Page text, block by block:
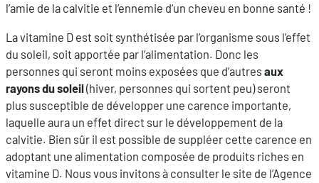
l’amie de la calvitie et l’ennemie d’un cheveu en bonne santé !
La vitamine D est soit synthétisée par l’organisme sous l’effet
du soleil, soit apportée par l’alimentation. Donc les
personnes qui seront moins exposées que d’autres aux
rayons du soleil(hiver, personnes qui sortent peu) seront
plus susceptible de développer une carence importante,
laquelle aura un effet direct sur le développement de la
calvitie. Bien sûr il est possible de suppléer cette carence en
adoptant une alimentation composée de produits riches en
vitamine D. Nous vous invitons à consulter le site de l’Agence